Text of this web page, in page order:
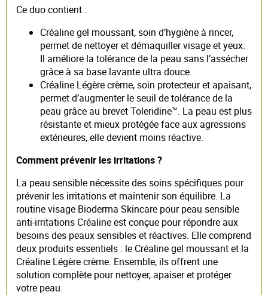
Ce duo contient :
Créaline gel moussant, soin d’hygiène à rincer,
permet de nettoyer et démaquiller visage et yeux.
Il améliore la tolérance de la peau sans l’assécher
grâce à sa base lavante ultra douce.
Créaline Légère crème, soin protecteur et apaisant,
permet d’augmenter le seuil de tolérance de la
peau grâce au brevet Toleridine™. La peau est plus
résistante et mieux protégée face aux agressions
extérieures, elle devient moins réactive.
Comment prévenir les irritations ?
La peau sensible nécessite des soins spécifiques pour
prévenir les irritations et maintenir son équilibre. La
routine visage Bioderma Skincare pour peau sensible
anti-irritations Créaline est conçue pour répondre aux
besoins des peaux sensibles et réactives. Elle comprend
deux produits essentiels : le Créaline gel moussant et la
Créaline Légère crème. Ensemble, ils offrent une
solution complète pour nettoyer, apaiser et protéger
votre peau.